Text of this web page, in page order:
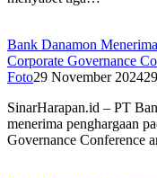
Bank Danamon
Corporate Governance
Foto29 November 2024
SinarHarapan.id – PT
menerima penghargaan
Governance Conference